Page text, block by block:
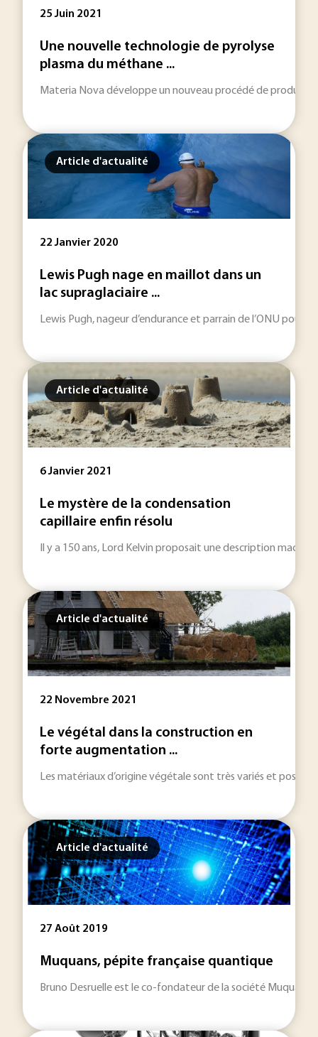
25 Juin 2021
Une nouvelle technologie de pyrolyse
plasma du méthane ...
Materia Nova développe un nouveau procédé de
Article d'actualité
22 Janvier 2020
Lewis Pugh nage en maillot dans un
lac supraglaciaire ...
Lewis Pugh, nageur d’endurance et parrain de l’ONU pour
Article d'actualité
6 Janvier 2021
Le mystère de la condensation
capillaire enfin résolu
Il y a 150 ans, Lord Kelvin proposait une description
Article d'actualité
22 Novembre 2021
Le végétal dans la construction en
forte augmentation ...
Les matériaux d’origine végétale sont très variés et
Article d'actualité
27 Août 2019
Muquans, pépite française quantique
Bruno Desruelle est le co-fondateur de la société